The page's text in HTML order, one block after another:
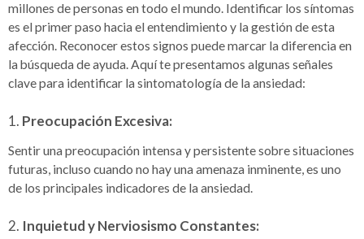
millones de personas en todo el mundo. Identificar los síntomas
es el primer paso hacia el entendimiento y la gestión de esta
afección. Reconocer estos signos puede marcar la diferencia en
la búsqueda de ayuda. Aquí te presentamos algunas señales
clave para identificar la sintomatología de la ansiedad:
1. Preocupación Excesiva:
Sentir una preocupación intensa y persistente sobre situaciones
futuras, incluso cuando no hay una amenaza inminente, es uno
de los principales indicadores de la ansiedad.
2. Inquietud y Nerviosismo Constantes: